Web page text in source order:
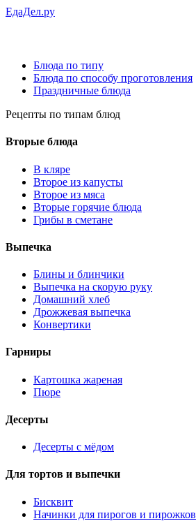
ЕдаДел.ру
Блюда по типу
Блюда по способу проготовления
Праздничные блюда
Рецепты по типам блюд
Вторые блюда
В кляре
Второе из капусты
Второе из мяса
Вторые горячие блюда
Грибы в сметане
Выпечка
Блины и блинчики
Выпечка на скорую руку
Домашний хлеб
Дрожжевая выпечка
Конвертики
Гарниры
Картошка жареная
Пюре
Десерты
Десерты с мёдом
Для тортов и выпечки
Бисквит
Начинки для пирогов и пирожков